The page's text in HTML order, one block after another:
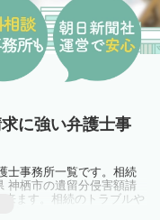
に強い弁護士事
士事務所一覧です。相続
神栖市の遺留分侵害額請
ます。相続のトラブルや
談してみましょう。